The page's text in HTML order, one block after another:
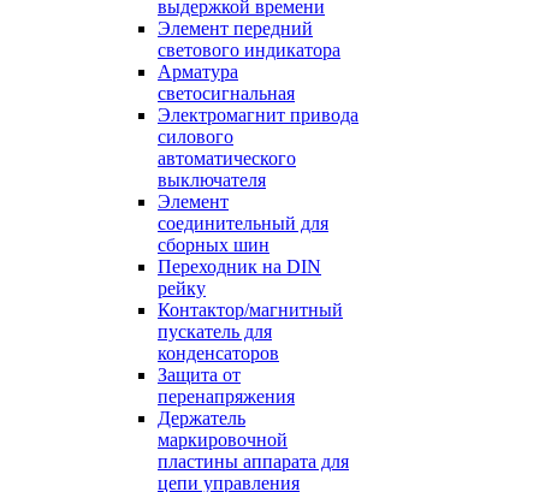
выдержкой времени
Элемент передний
светового индикатора
Арматура
светосигнальная
Электромагнит привода
силового
автоматического
выключателя
Элемент
соединительный для
сборных шин
Переходник на DIN
рейку
Контактор/магнитный
пускатель для
конденсаторов
Защита от
перенапряжения
Держатель
маркировочной
пластины аппарата для
цепи управления